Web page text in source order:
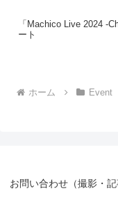
「Machico Live 2024 -
ート
ホーム Event
お問い合わせ（撮影・